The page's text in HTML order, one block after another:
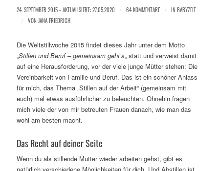
24. SEPTEMBER 2015 - AKTUALISIERT: 27.05.2020 / 64 KOMMENTARE / IN BABYZEIT
/
VON JANA FRIEDRICH
Die Weltstillwoche 2015 findet dieses Jahr unter dem Motto
„Stillen und Beruf – gemeinsam geht’s„ statt und verweist damit
auf eine Herausforderung, vor der viele junge Mütter stehen: Die
Vereinbarkeit von Familie und Beruf. Das ist ein schöner Anlass
für mich, das Thema „Stillen auf der Arbeit“ (gemeinsam mit
euch) mal etwas ausführlicher zu beleuchten. Ohnehin fragen
mich viele der von mir betreuten Frauen danach, wie man das
wohl am besten macht.
Das Recht auf deiner Seite
Wenn du als stillende Mutter wieder arbeiten gehst, gibt es